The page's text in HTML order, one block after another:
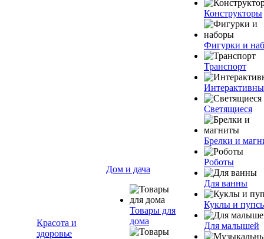
Красота и
здоровье
Дом и дача
Товары для
дома
Конструкторы
Фигурки и
Транспорт
Светящиеся
Брелки и
Роботы
Для ванны
Куклы и
Для малышей